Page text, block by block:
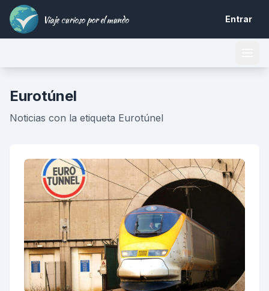
Viaje curioso por el mundo Entrar
Eurotúnel
Noticias con la etiqueta Eurotúnel